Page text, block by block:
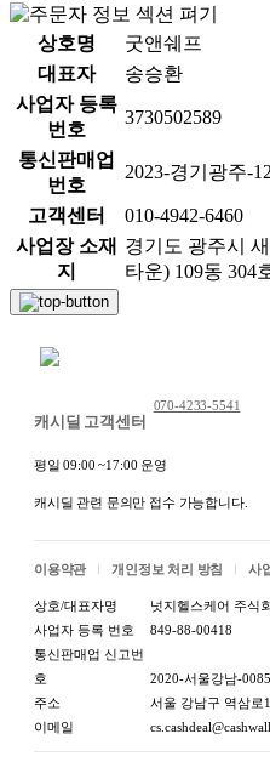
상호명
굿앤쉐프
대표자
송승환
사업자 등록
번호
3730502589
통신판매업
번호
2023-경기광주-
고객센터
010-4942-6460
사업장 소재
지
경기도 광주시
타운) 109동 304
캐시딜 고객센터
070-4233-5541
평일 09:00 ~17:00 운영
캐시딜 관련 문의만 접수 가능합니다.
이용약관 개인정보 처리 방침 사
상호/대표자명
넛지헬스케어 주식
사업자 등록 번호
849-88-00418
통신판매업 신고번
호
2020-서울강남-
주소
서울 강남구 역삼로
이메일